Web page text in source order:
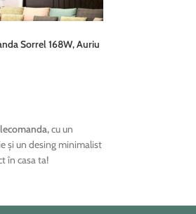
Sorrel 168W, Auriu
cu un
și un desing minimalist
în casa ta!